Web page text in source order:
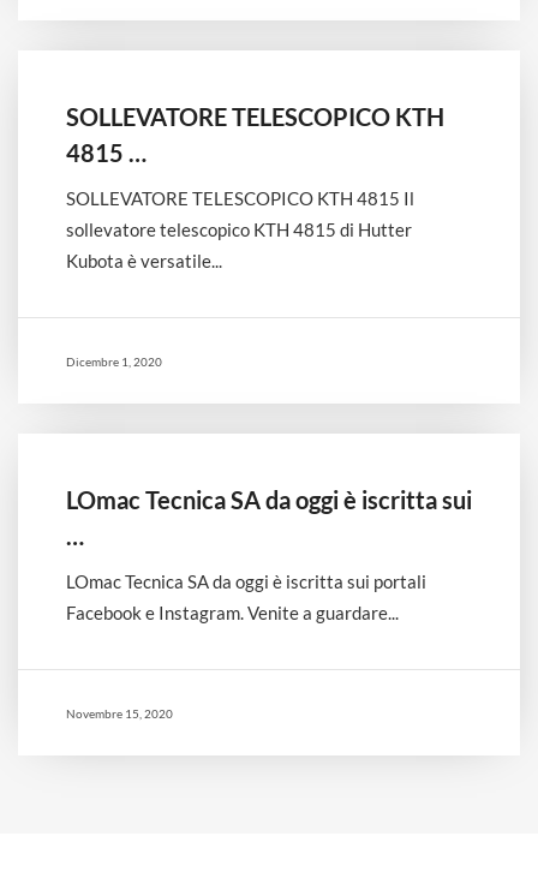
SOLLEVATORE TELESCOPICO KTH
4815 …
SOLLEVATORE TELESCOPICO KTH 4815 Il
sollevatore telescopico KTH 4815 di Hutter
Kubota è versatile...
Dicembre 1, 2020
LOmac Tecnica SA da oggi è iscritta sui
…
LOmac Tecnica SA da oggi è iscritta sui portali
Facebook e Instagram. Venite a guardare...
Novembre 15, 2020